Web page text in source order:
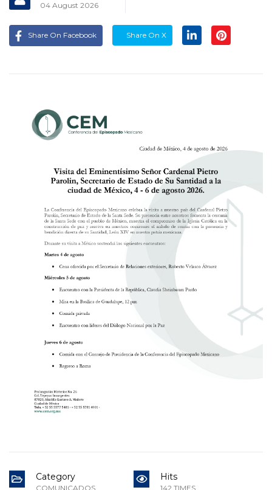
04 August 2026
Share On Facebook Share On X
Category
COMUNICADOS
Hits
142 TIMES